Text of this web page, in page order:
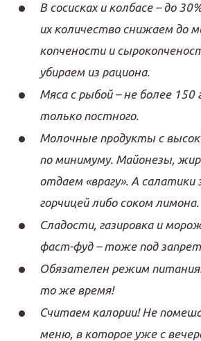
В сосисках и колбасе – до
их количество снижаем до
копчености и
убираем из рациона.
Мяса с рыбой – не более 150
только постного.
Молочные продукты с
по минимуму. Майонезы,
отдаем «врагу». А салатики
горчицей либо соком лимона.
Сладости, газировка и
фаст-фуд – тоже под
Обязателен режим
то же время!
Считаем калории! Не
меню, в которое уже с